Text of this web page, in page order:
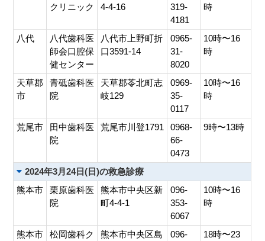
クリニック
4-4-16
319-
4181
時
八代
八代歯科医
師会口腔保
健センター
八代市上野町折
口3591-14
0965-
31-
8020
10時〜16
時
天草郡
市
青砥歯科医
院
天草郡苓北町志
岐129
0969-
35-
0117
10時〜16
時
荒尾市
田中歯科医
院
荒尾市川登1791
0968-
66-
0473
9時〜13時
2024年3月24日(日)の救急診療
熊本市
栗原歯科医
院
熊本市中央区新
町4-4-1
096-
353-
6067
10時〜16
時
熊本市
松岡歯科ク
熊本市中央区島
096-
18時〜23